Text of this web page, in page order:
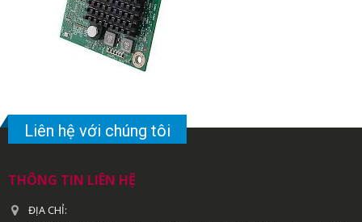
Liên hệ với chúng tôi
THÔNG TIN LIÊN HỆ
ĐỊA CHỈ: